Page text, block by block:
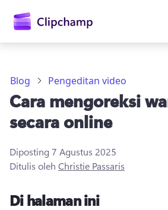
utama
Coba gratis
Blog Pengeditan video
Cara mengoreksi
secara online
Diposting 7 Agustus 2025
Ditulis oleh Christie Passaris
Di halaman ini